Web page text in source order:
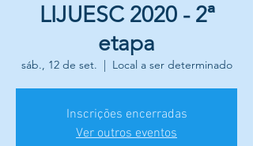
LIJUESC 2020 - 2ª
etapa
sáb., 12 de set.
  |
Local a ser determinado
Inscrições encerradas
Ver outros eventos